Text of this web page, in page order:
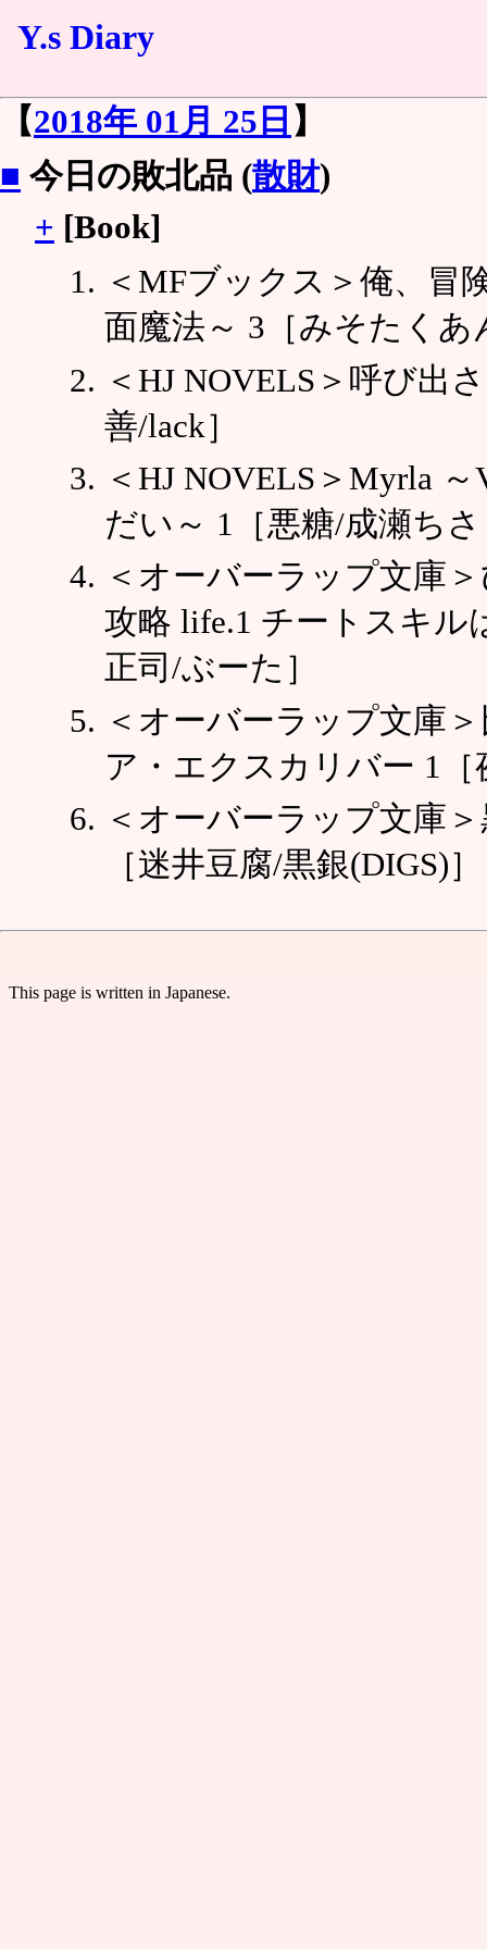
Y.s Diary
【2018年 01月 25日 】
■ 今日の敗北品 (散財)
+ [Book]
＜MFブックス＞俺、冒
面魔法～ 3［みそたく
＜HJ NOVELS＞呼び出
善/lack］
＜HJ NOVELS＞Myrla
だい～ 1［悪糖/成瀬ち
＜オーバーラップ文庫
攻略 life.1 チートスキル
正司/ぶーた］
＜オーバーラップ文庫
ア・エクスカリバー 1
＜オーバーラップ文庫
［迷井豆腐/黒銀(DIGS)］
This page is written in Japanese.